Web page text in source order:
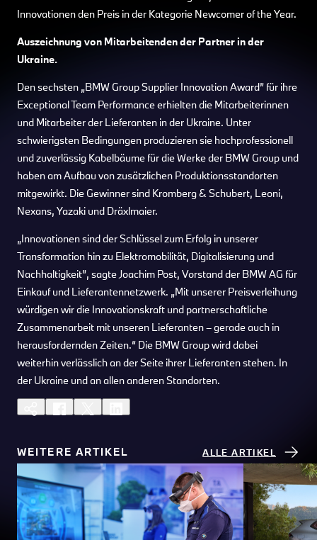
Innovationen den Preis in der Kategorie Newcomer of the Year.
Auszeichnung von Mitarbeitenden der Partner in der
Ukraine.
Den sechsten „BMW Group Supplier Innovation Award” für ihre
Exceptional Team Performance erhielten die Mitarbeiterinnen
und Mitarbeiter der Lieferanten in der Ukraine. Unter
schwierigsten Bedingungen produzieren sie hochprofessionell
und zuverlässig Kabelbäume für die Werke der BMW Group und
haben am Aufbau von zusätzlichen Produktionsstandorten
mitgewirkt. Die Gewinner sind Kromberg & Schubert, Leoni,
Nexans, Yazaki und Dräxlmaier.
„Innovationen sind der Schlüssel zum Erfolg in unserer
Transformation hin zu Elektromobilität, Digitalisierung und
Nachhaltigkeit”, sagte Joachim Post, Vorstand der BMW AG für
Einkauf und Lieferantennetzwerk. „Mit unserer Preisverleihung
würdigen wir die Innovationskraft und partnerschaftliche
Zusammenarbeit mit unseren Lieferanten – gerade auch in
herausfordernden Zeiten.“ Die BMW Group wird dabei
weiterhin verlässlich an der Seite ihrer Lieferanten stehen. In
der Ukraine und an allen anderen Standorten.
WEITERE ARTIKEL ALLE ARTIKEL